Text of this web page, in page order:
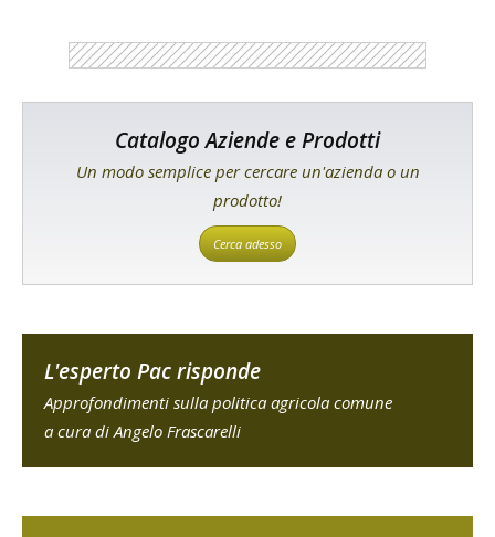
Catalogo Aziende e Prodotti
Un modo semplice per cercare un'azienda o un
prodotto!
Cerca adesso
L'esperto Pac risponde
Approfondimenti sulla politica agricola comune
a cura di Angelo Frascarelli